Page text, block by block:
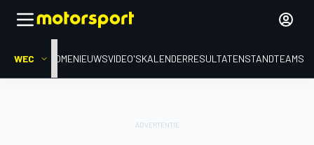
WEC HOMENIEUWSVIDEO'SKALENDERRESULTATENSTANDTEAMS